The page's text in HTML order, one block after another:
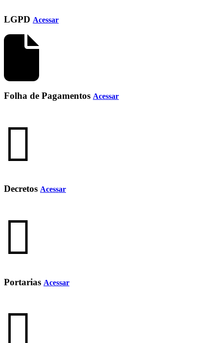
LGPD Acessar
Folha de Pagamentos Acessar
Decretos Acessar
Portarias Acessar